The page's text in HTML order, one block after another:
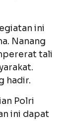
ini
Nanang
tali
hadir.
Polri
ini dapat